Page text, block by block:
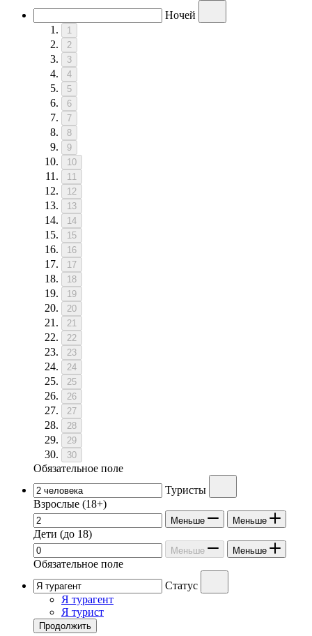
Ночей
1
2
3
4
5
6
7
8
9
10
11
12
13
14
15
16
17
18
19
20
21
22
23
24
25
26
27
28
29
30
Обязательное поле
Туристы
Взрослые (18+)
Меньше Меньше
Дети (до 18)
Меньше Меньше
Обязательное поле
Статус
Я турагент
Я турист
Продолжить